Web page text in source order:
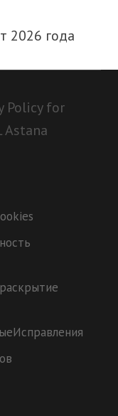
2026 года
Policy for
Astana
Исправления